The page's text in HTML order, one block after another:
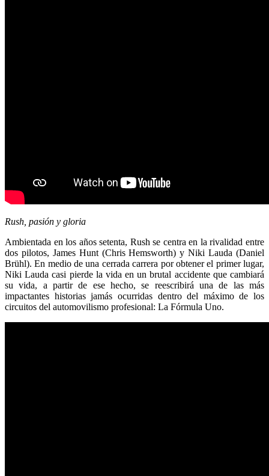
Rush, pasión y gloria
Ambientada en los años setenta, Rush se centra en la rivalidad entre
dos pilotos, James Hunt (Chris Hemsworth) y Niki Lauda (Daniel
Brühl). En medio de una cerrada carrera por obtener el primer lugar,
Niki Lauda casi pierde la vida en un brutal accidente que cambiará
su vida, a partir de ese hecho, se reescribirá una de las más
impactantes historias jamás ocurridas dentro del máximo de los
circuitos del automovilismo profesional: La Fórmula Uno.